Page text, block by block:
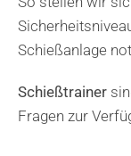
Schießanlage
Schießtrainer
Fragen zur